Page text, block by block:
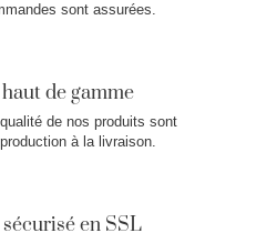
sont assurées.
de gamme
de nos produits sont
à la livraison.
en SSL